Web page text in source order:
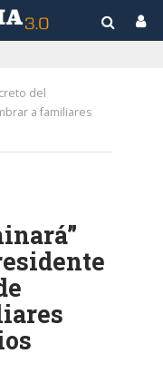
del
a familiares